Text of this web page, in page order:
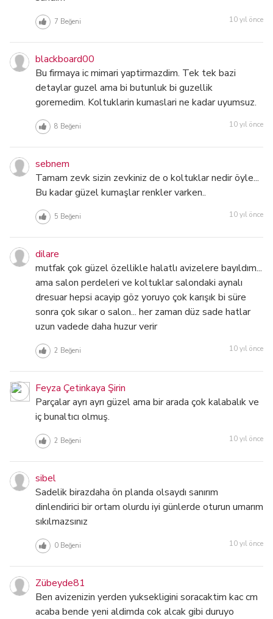
7 Beğeni 10 yıl önce
blackboard00
Bu firmaya ic mimari yaptirmazdim. Tek tek bazi
detaylar guzel ama bi butunluk bi guzellik
goremedim. Koltuklarin kumaslari ne kadar uyumsuz.
8 Beğeni 10 yıl önce
sebnem
Tamam zevk sizin zevkiniz de o koltuklar nedir öyle...
Bu kadar güzel kumaşlar renkler varken..
5 Beğeni 10 yıl önce
dilare
mutfak çok güzel özellikle halatlı avizelere bayıldım...
ama salon perdeleri ve koltuklar salondaki aynalı
dresuar hepsi acayip göz yoruyo çok karışık bi süre
sonra çok sıkar o salon... her zaman düz sade hatlar
uzun vadede daha huzur verir
2 Beğeni 10 yıl önce
Feyza Çetinkaya Şirin
Parçalar ayrı ayrı güzel ama bir arada çok kalabalık ve
iç bunaltıcı olmuş.
2 Beğeni 10 yıl önce
sibel
Sadelik birazdaha ön planda olsaydı sanırım
dinlendirici bir ortam olurdu iyi günlerde oturun umarım
sıkılmazsınız
0Beğeni 10 yıl önce
Zübeyde81
Ben avizenizin yerden yuksekligini soracaktim kac cm
acaba bende yeni aldimda cok alcak gibi duruyo